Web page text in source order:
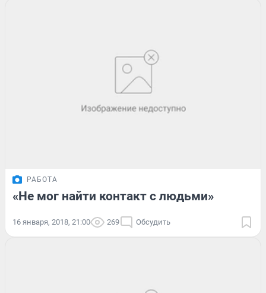
РАБОТА
«Не мог найти контакт с людьми»
16 января, 2018, 21:00 269 Обсудить